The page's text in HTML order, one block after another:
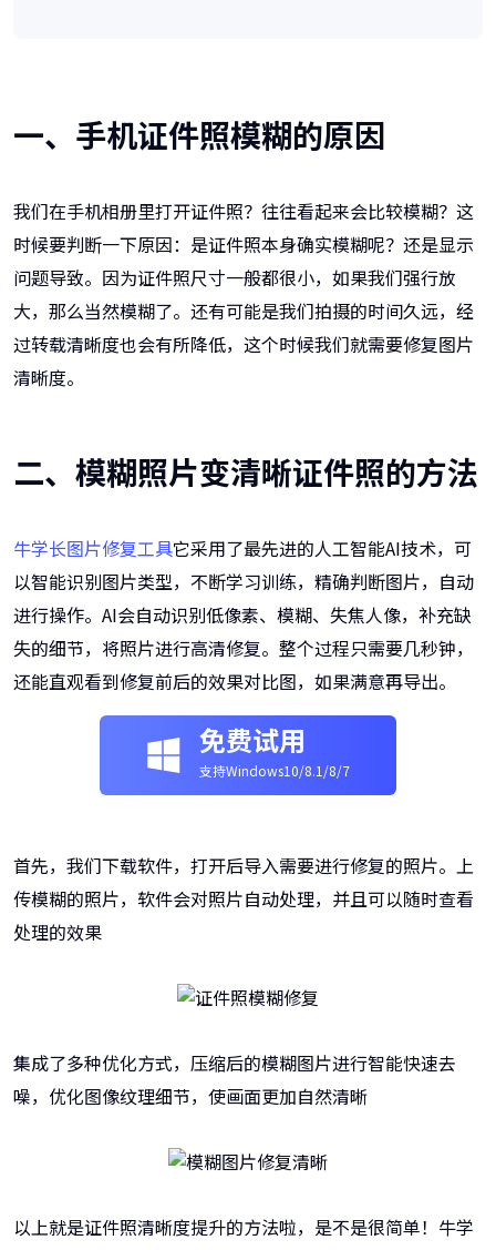
一、手机证件照模糊的原因
我们在手机相册里打开证件照？往往看起来会比较模糊？这
时候要判断一下原因：是证件照本身确实模糊呢？还是显示
问题导致。因为证件照尺寸一般都很小，如果我们强行放
大，那么当然模糊了。还有可能是我们拍摄的时间久远，经
过转载清晰度也会有所降低，这个时候我们就需要修复图片
清晰度。
二、模糊照片变清晰证件照的方法
牛学长图片修复工具它采用了最先进的人工智能AI技术，可
以智能识别图片类型，不断学习训练，精确判断图片，自动
进行操作。AI会自动识别低像素、模糊、失焦人像，补充缺
失的细节，将照片进行高清修复。整个过程只需要几秒钟，
还能直观看到修复前后的效果对比图，如果满意再导出。
免费试用
支持Windows10/8.1/8/7
首先，我们下载软件，打开后导入需要进行修复的照片。上
传模糊的照片，软件会对照片自动处理，并且可以随时查看
处理的效果
集成了多种优化方式，压缩后的模糊图片进行智能快速去
噪，优化图像纹理细节，使画面更加自然清晰
以上就是证件照清晰度提升的方法啦，是不是很简单！牛学